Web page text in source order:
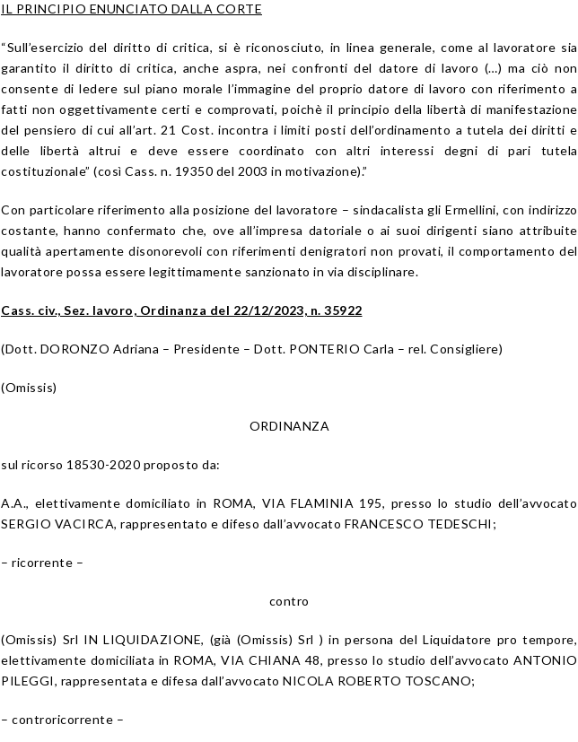
IL PRINCIPIO ENUNCIATO DALLA CORTE
“Sull’esercizio del diritto di critica, si è riconosciuto, in linea generale, come al lavoratore sia
garantito il diritto di critica, anche aspra, nei confronti del datore di lavoro (…) ma ciò non
consente di ledere sul piano morale l’immagine del proprio datore di lavoro con riferimento a
fatti non oggettivamente certi e comprovati, poichè il principio della libertà di manifestazione
del pensiero di cui all’art. 21 Cost. incontra i limiti posti dell’ordinamento a tutela dei diritti e
delle libertà altrui e deve essere coordinato con altri interessi degni di pari tutela
costituzionale” (così Cass. n. 19350 del 2003 in motivazione).”
Con particolare riferimento alla posizione del lavoratore – sindacalista gli Ermellini, con indirizzo
costante, hanno confermato che, ove all’impresa datoriale o ai suoi dirigenti siano attribuite
qualità apertamente disonorevoli con riferimenti denigratori non provati, il comportamento del
lavoratore possa essere legittimamente sanzionato in via disciplinare.
Cass. civ., Sez. lavoro, Ordinanza del 22/12/2023, n. 35922
(Dott. DORONZO Adriana – Presidente – Dott. PONTERIO Carla – rel. Consigliere)
(Omissis)
ORDINANZA
sul ricorso 18530-2020 proposto da:
A.A., elettivamente domiciliato in ROMA, VIA FLAMINIA 195, presso lo studio dell’avvocato
SERGIO VACIRCA, rappresentato e difeso dall’avvocato FRANCESCO TEDESCHI;
– ricorrente –
contro
(Omissis) Srl IN LIQUIDAZIONE, (già (Omissis) Srl ) in persona del Liquidatore pro tempore,
elettivamente domiciliata in ROMA, VIA CHIANA 48, presso lo studio dell’avvocato ANTONIO
PILEGGI, rappresentata e difesa dall’avvocato NICOLA ROBERTO TOSCANO;
– controricorrente –